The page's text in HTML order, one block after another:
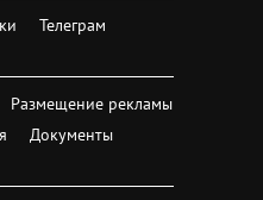
Телеграм
Размещение рекламы
Документы